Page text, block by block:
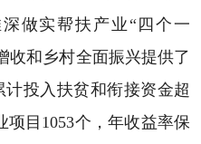
做实帮扶产业“四个一
收和乡村全面振兴提供了
计投入扶贫和衔接资金超
项目1053个，年收益率保